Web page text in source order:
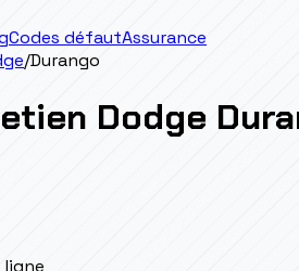
Codes défautAssurance
/Durango
Dodge